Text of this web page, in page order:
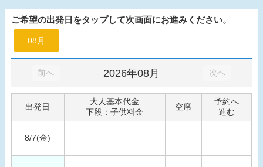
ご希望の出発日をタップして次画面にお進みください。
08月
前へ 2026年08月 次へ
出発日
大人基本代金
下段：子供料金
空席
予約へ
進む
8/7(金)